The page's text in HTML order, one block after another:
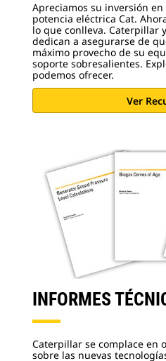
Apreciamos su inversión
potencia eléctrica Cat.
lo que conlleva. Caterpillar
dedican a asegurarse de
máximo provecho de su
soporte sobresalientes.
podemos ofrecer.
Ver
INFORMES
Caterpillar se complace en
sobre las nuevas